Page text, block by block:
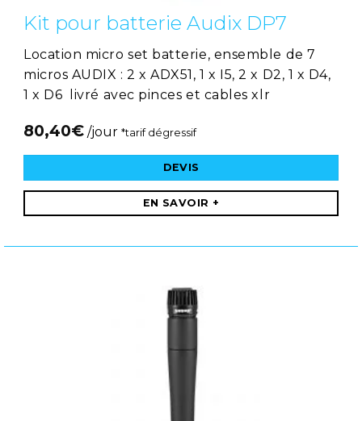
Kit pour batterie Audix DP7
Location micro set batterie, ensemble de 7
micros AUDIX : 2 x ADX51, 1 x I5, 2 x D2, 1 x D4,
1 x D6 livré avec pinces et cables xlr
80,40€ /jour *tarif dégressif
DEVIS
EN SAVOIR +